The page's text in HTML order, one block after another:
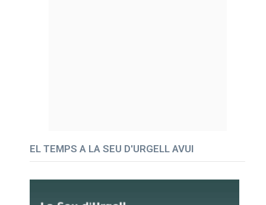
EL TEMPS A LA SEU D'URGELL AVUI